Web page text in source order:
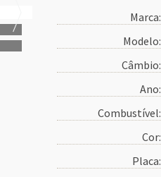
Marca:
Modelo:
Câmbio:
Ano:
Combustível:
Cor:
Placa: